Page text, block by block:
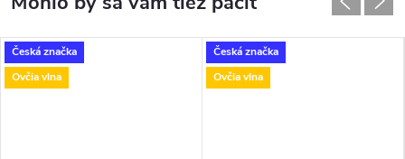
Česká značka
Ovčia vlna
Česká značka
Ovčia vlna